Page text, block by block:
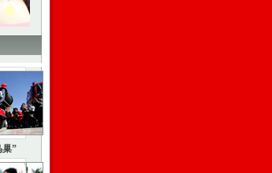
巢”